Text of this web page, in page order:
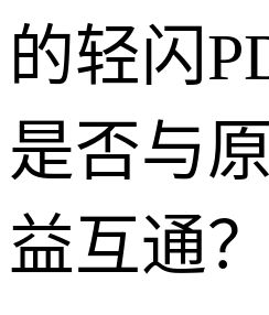
的轻闪
是否与
益互通？